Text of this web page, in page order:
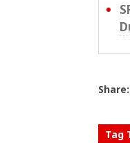
Share:
Tag